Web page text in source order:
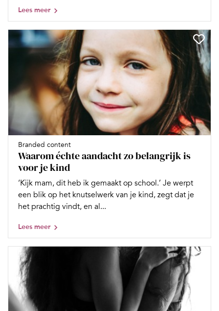
Lees meer
Branded content
Waarom échte aandacht zo belangrijk is
voor je kind
‘Kijk mam, dit heb ik gemaakt op school.’ Je werpt
een blik op het knutselwerk van je kind, zegt dat je
het prachtig vindt, en al...
Lees meer